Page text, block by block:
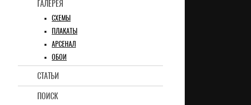
ГАЛЕРЕЯ
СХЕМЫ
ПЛАКАТЫ
АРСЕНАЛ
ОБОИ
СТАТЬИ
ПОИСК